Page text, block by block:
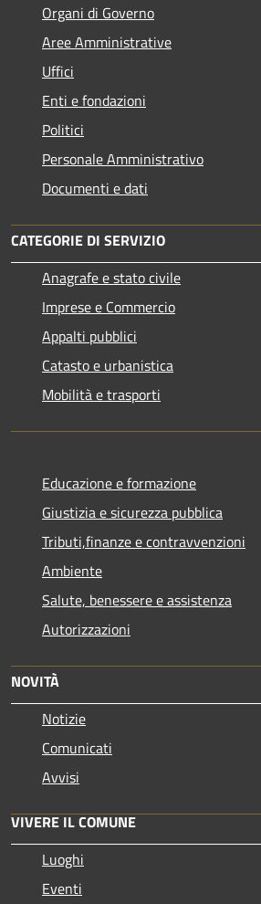
Organi di Governo
Aree Amministrative
Uffici
Enti e fondazioni
Politici
Personale Amministrativo
Documenti e dati
CATEGORIE DI SERVIZIO
Anagrafe e stato civile
Imprese e Commercio
Appalti pubblici
Catasto e urbanistica
Mobilità e trasporti
Educazione e formazione
Giustizia e sicurezza pubblica
Tributi,finanze e contravvenzioni
Ambiente
Salute, benessere e assistenza
Autorizzazioni
NOVITÀ
Notizie
Comunicati
Avvisi
VIVERE IL COMUNE
Luoghi
Eventi